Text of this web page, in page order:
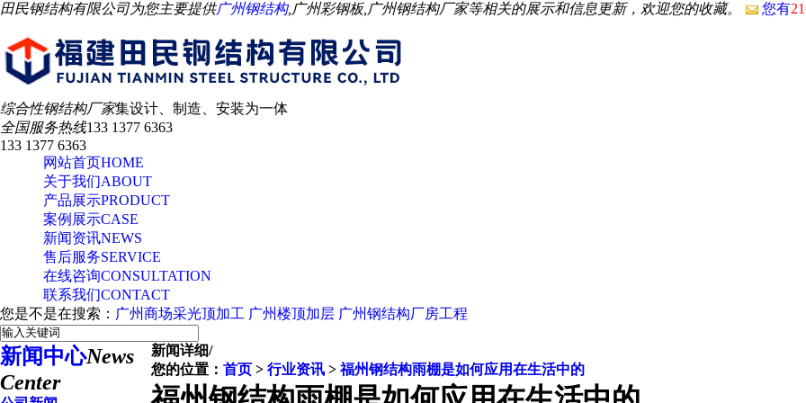
田民钢结构有限公司为您主要提供广州钢结构,广州彩钢板,广州钢结构厂家等相关的展示和信息更新，欢迎您的收藏。 您有21
综合性钢结构厂家集设计、制造、安装为一体
全国服务热线133 1377 6363
133 1377 6363
网站首页HOME
关于我们ABOUT
产品展示PRODUCT
案例展示CASE
新闻资讯NEWS
售后服务SERVICE
在线咨询CONSULTATION
联系我们CONTACT
您是不是在搜索： 广州商场采光顶加工 广州楼顶加层 广州钢结构厂房工程
新闻中心News
Center
新闻详细/
您的位置： 首页 > 行业资讯 >福州钢结构雨棚是如何应用在生活中的